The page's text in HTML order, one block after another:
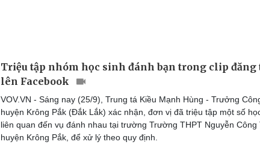
Triệu tập nhóm học sinh đánh bạn trong clip đăng
lên Facebook
VOV.VN - Sáng nay (25/9), Trung tá Kiều Mạnh Hùng - Trưởng
huyện Krông Pắk (Đắk Lắk) xác nhận, đơn vị đã triệu tập một số
liên quan đến vụ đánh nhau tại trường Trường THPT Nguyễn Công
huyện Krông Pắk, để xử lý theo quy định.